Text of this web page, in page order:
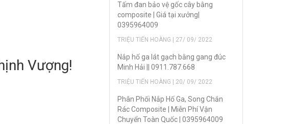
Vượng!
Tấm đan bảo vệ gốc cây bằng
composite | Giá tại xưởng|
0395964009
TRIỆU TIẾN HOÀNG | 27/ 09/ 2022
Nắp hố ga lát gạch bằng gang đúc
Minh Hải || 0911.787.668
TRIỆU TIẾN HOÀNG | 20/ 09/ 2022
Phân Phối Nắp Hố Ga, Song Chắn
Rác Composite | Miễn Phí Vận
Chuyển Toàn Quốc | 0395964009